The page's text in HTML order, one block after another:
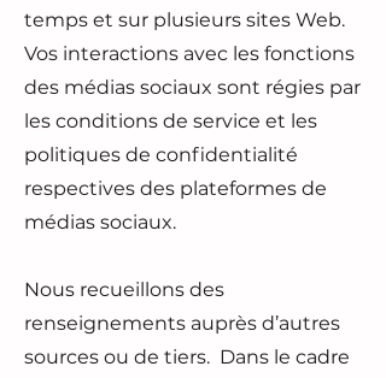
temps et sur plusieurs sites Web.
Vos interactions avec les fonctions
des médias sociaux sont régies par
les conditions de service et les
politiques de confidentialité
respectives des plateformes de
médias sociaux.
Nous recueillons des
renseignements auprès d’autres
sources ou de tiers. Dans le cadre